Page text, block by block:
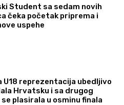
Student sa sedam novih
čeka početak priprema i
uspehe
U18 reprezentacija ubedljivo
Hrvatsku i sa drugog
plasirala u osminu finala